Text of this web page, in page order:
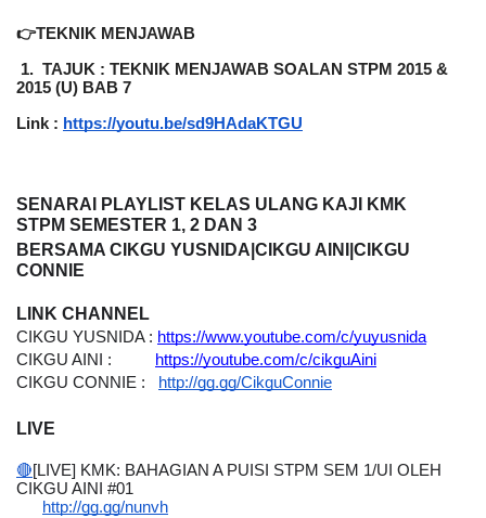
👉TEKNIK MENJAWAB
1. TAJUK : TEKNIK MENJAWAB SOALAN STPM 2015 &
2015 (U) BAB 7
Link : https://youtu.be/sd9HAdaKTGU
SENARAI PLAYLIST KELAS ULANG KAJI KMK
STPM SEMESTER 1, 2 DAN 3
BERSAMA CIKGU YUSNIDA|CIKGU AINI|CIKGU
CONNIE
LINK CHANNEL
CIKGU YUSNIDA : https://www.youtube.com/c/yuyusnida
CIKGU AINI :
https://youtube.com/c/cikguAini
CIKGU CONNIE :
http://gg.gg/CikguConnie
LIVE
🔴[LIVE] KMK: BAHAGIAN A PUISI STPM SEM 1/UI OLEH
CIKGU AINI #01
http://gg.gg/nunvh